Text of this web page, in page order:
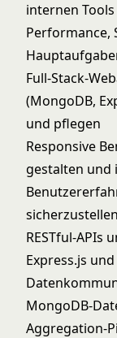
internen
Performance,
Full-Stack-
(MongoDB,
und pflegen
Responsive
gestalten und
sicherzustellen
RESTful-APIs
Express.js
MongoDB-
Aggregation-